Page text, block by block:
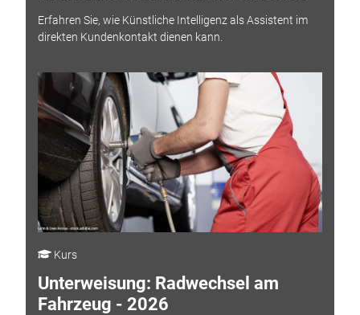
Erfahren Sie, wie Künstliche Intelligenz als Assistent im
direkten Kundenkontakt dienen kann.
Kurs
Unterweisung: Radwechsel am
Fahrzeug - 2026